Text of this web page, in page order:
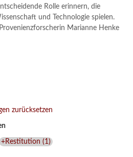
Rolle erinnern, die
und Technologie spielen.
Marianne Henke
zurücksetzen
+Restitution (1 )